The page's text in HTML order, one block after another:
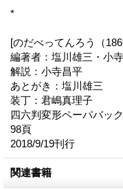
*
[のだべってんろう（
編著者：塩川雄三・小
解説：小寺昌平
あとがき：塩川雄三
装丁：君嶋真理子
四六判変形ペーパバッ
98頁
2018/9/19刊行
関連書籍